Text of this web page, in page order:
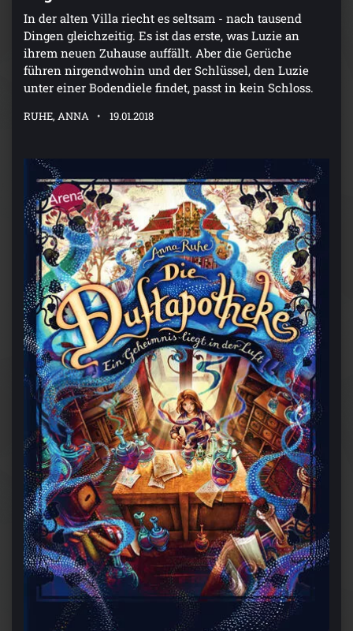
In der alten Villa riecht es seltsam - nach tausend
Dingen gleichzeitig. Es ist das erste, was Luzie an
ihrem neuen Zuhause auffällt. Aber die Gerüche
führen nirgendwohin und der Schlüssel, den Luzie
unter einer Bodendiele findet, passt in kein Schloss.
RUHE, ANNA 19.01.2018